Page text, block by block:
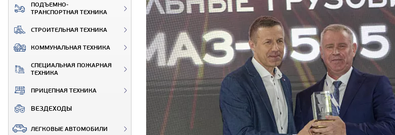
ПОДЪЕМНО-
ТРАНСПОРТНАЯ ТЕХНИКА
СТРОИТЕЛЬНАЯ ТЕХНИКА
КОММУНАЛЬНАЯ ТЕХНИКА
СПЕЦИАЛЬНАЯ ПОЖАРНАЯ
ТЕХНИКА
ПРИЦЕПНАЯ ТЕХНИКА
ВЕЗДЕХОДЫ
ЛЕГКОВЫЕ АВТОМОБИЛИ